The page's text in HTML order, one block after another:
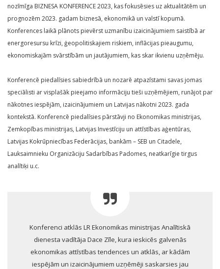
nozīmīga BIZNESA KONFERENCE 2023, kas fokusēsies uz aktualitātēm un
prognozēm 2023. gadam biznesā, ekonomikā un valstī kopumā.
Konferences laikā plānots pievērst uzmanību izaicinājumiem saistībā ar
energoresursu krīzi, ģeopolitiskajiem riskiem, inflācijas pieaugumu,
ekonomiskajām svārstībām un jautājumiem, kas skar ikvienu uzņēmēju.
Konferencē piedalīsies sabiedrībā un nozarē atpazīstami savas jomas
speciālisti ar visplašāk pieejamo informāciju tieši uzņēmējiem, runājot par
nākotnes iespējām, izaicinājumiem un Latvijas nākotni 2023. gada
kontekstā. Konferencē piedalīsies pārstāvji no Ekonomikas ministrijas,
Zemkopības ministrijas, Latvijas Investīciju un attīstības aģentūras,
Latvijas Kokrūpniecības Federācijas, bankām – SEB un Citadele,
Lauksaimnieku Organizāciju Sadarbības Padomes, neatkarīgie tirgus
analītiķi u.c.
Konferenci atklās LR Ekonomikas ministrijas Analītiskā
dienesta vadītāja Dace Zīle, kura ieskicēs galvenās
ekonomikas attīstības tendences un atklās, ar kādām
iespējām un izaicinājumiem uzņēmēji saskarsies jau